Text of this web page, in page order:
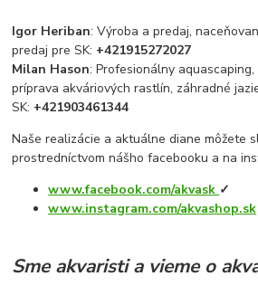
Igor Heriban: Výroba a predaj,
predaj pre SK: +421915272027
Milan Hason: Profesionálny
príprava akváriových rastlín, záhradné
SK: +421903461344
Naše realizácie a aktuálne diane môžete
prostredníctvom nášho facebooku a na
www.facebook.com/akvask ✓
www.instagram.com/akvashop.sk
Sme akvaristi a vieme o